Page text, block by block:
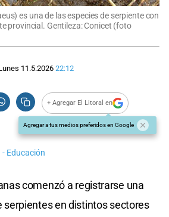
es una de las especies de serpiente con
provincial. Gentileza: Conicet (foto
11.5.2026 22:12
+ Agregar El Litoral en
Agregar a tus medios preferidos en Google
Educación
comenzó a registrarse una
serpientes en distintos sectores